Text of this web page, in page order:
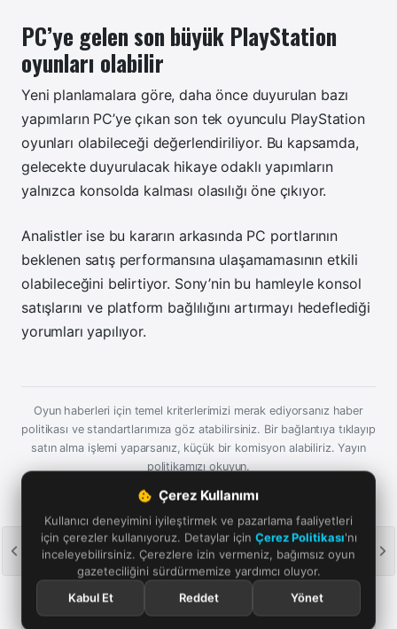
Çerez Kullanımı
Kullanıcı deneyimini iyileştirmek ve pazarlama faaliyetleri
için çerezler kullanıyoruz. Detaylar için Çerez Politikası'nı
inceleyebilirsiniz. Çerezlere izin vermeniz, bağımsız oyun
gazeteciliğini sürdürmemize yardımcı oluyor.
Kabul Et
Reddet Yönet
PC’ye gelen son büyük PlayStation
oyunları olabilir
Yeni planlamalara göre, daha önce duyurulan bazı
yapımların PC’ye çıkan son tek oyunculu PlayStation
oyunları olabileceği değerlendiriliyor. Bu kapsamda,
gelecekte duyurulacak hikaye odaklı yapımların
yalnızca konsolda kalması olasılığı öne çıkıyor.
Analistler ise bu kararın arkasında PC portlarının
beklenen satış performansına ulaşamamasının etkili
olabileceğini belirtiyor. Sony’nin bu hamleyle konsol
satışlarını ve platform bağlılığını artırmayı hedeflediği
yorumları yapılıyor.
Oyun haberleri için temel kriterlerimizi merak ediyorsanız haber
politikası ve standartlarımıza göz atabilirsiniz. Bir bağlantıya tıklayıp
satın alma işlemi yaparsanız, küçük bir komisyon alabiliriz.Yayın
politikamızı okuyun.
Google'da bizi öne çıkarın
Aramalarda ve haber akışında Oyun Günlüğü'nü takip
edin. Bağımsız oyun gazeteciliğine verdiğiniz destek için
teşekkürler.